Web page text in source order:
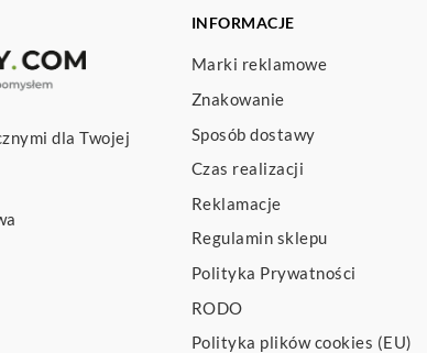
dla Twojej
INFORMACJE
Marki reklamowe
Znakowanie
Sposób dostawy
Czas realizacji
Reklamacje
Regulamin sklepu
Polityka Prywatności
RODO
Polityka plików cookies (EU)